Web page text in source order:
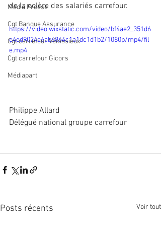
Média Presse
Cgt Banque Assurance
Cgt carrefour Vénissieux
Cgt carrefour Gicors
Médiapart
de la colère des salariés carrefour.
https://video.wixstatic.com/video/bf4ae2_351d6
e4ed9024e6ab6864c1a1dc1d1b2/1080p/mp4/fil
e.mp4
Philippe Allard
Délégué national groupe carrefour
Posts récents Voir tout